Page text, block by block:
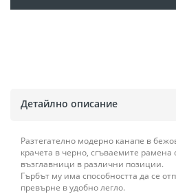
Детайлно описание
Разтегателно модерно канапе в
крачета в черно, сгъваемите рамена
възглавници в различни позиции.
Гърбът му има способността да се
превърне в удобно легло.